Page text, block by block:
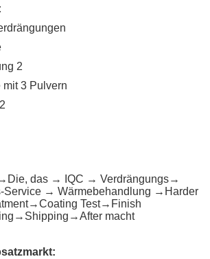
2
3 Pulvern
das → IQC → Verdrängungs→
Service → Wärmebehandlung →Harder
Test→Finish
macht